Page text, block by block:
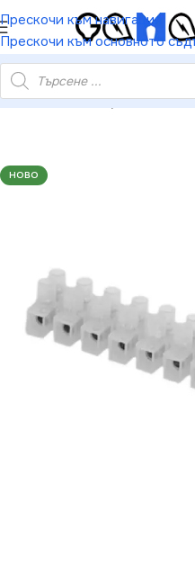
Прескочи към навигация
Прескочи към основното
VIV003051 Лустер-
НОВО